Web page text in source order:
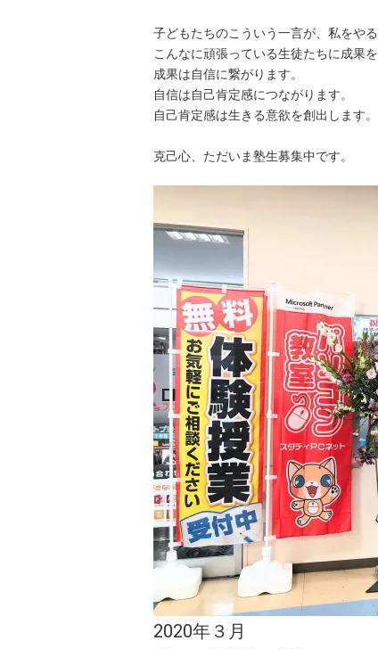
子どもたちのこういう一言が、私をや
こんなに頑張っている生徒たちに成果
成果は自信に繋がります。
自信は自己肯定感につながります。
自己肯定感は生きる意欲を創出します。
克己心、ただいま塾生募集中です。
2020年３月